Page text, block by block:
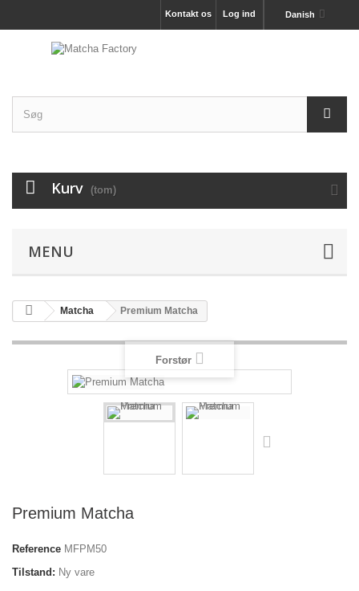
Danish
Log ind
Kontakt os
Kurv (tom)
MENU
Matcha Premium Matcha
Forstør
Premium Matcha
Reference MFPM50
Tilstand: Ny vare